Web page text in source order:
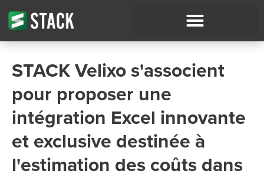
STACK Velixo s'associent
pour proposer une
intégration Excel innovante
et exclusive destinée à
l'estimation des coûts dans